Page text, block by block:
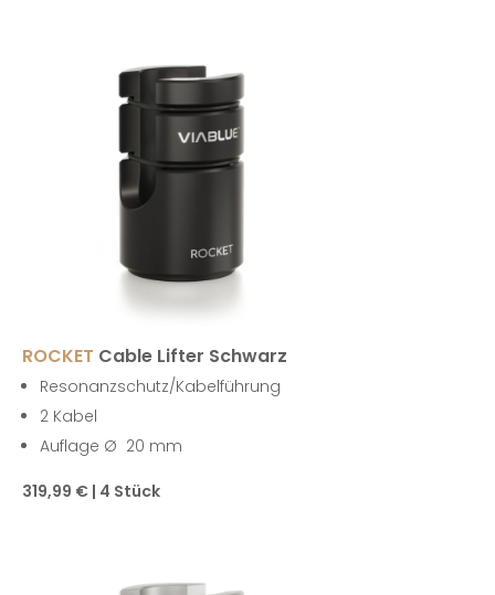
ROCKET Cable Lifter Schwarz
Resonanzschutz/Kabelführung
2 Kabel
Auflage Ø 20 mm
319,99 € | 4 Stück